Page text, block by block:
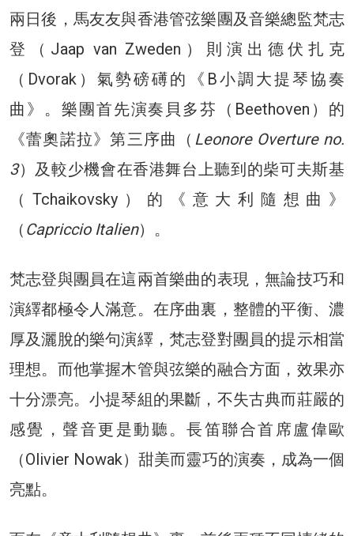
兩日後，馬友友與香港管弦樂團及音樂總監梵志
登（Jaap van Zweden）則演出德伏扎克
（Dvorak）氣勢磅礡的《B小調大提琴協奏
曲》。樂團首先演奏貝多芬（Beethoven）的
《蕾奧諾拉》第三序曲（ Leonore Overture no.
3）及較少機會在香港舞台上聽到的柴可夫斯基
（Tchaikovsky）的《意大利隨想曲》
（ Capriccio Italien）。
梵志登與團員在這兩首樂曲的表現，無論技巧和
演繹都極令人滿意。在序曲裏，整體的平衡、濃
厚及灑脫的樂句演繹，梵志登對團員的提示相當
理想。而他掌握木管與弦樂的融合方面，效果亦
十分漂亮。小提琴組的果斷，不失古典而莊嚴的
感覺，聲音更是動聽。長笛聯合首席盧偉歐
（Olivier Nowak）甜美而靈巧的演奏，成為一個
亮點。